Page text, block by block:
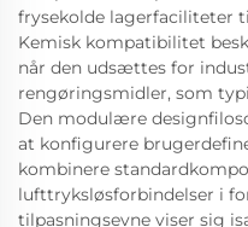
frysekolde lagerfaciliteter
Kemisk kompatibilitet
når den udsættes for
rengøringsmidler, som
Den modulære
at konfigurere
kombinere
lufttryksløsforbindelser i
tilpasningsevne viser sig